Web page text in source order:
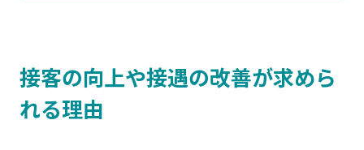
接客の向上や接遇の改善が求めら
れる理由